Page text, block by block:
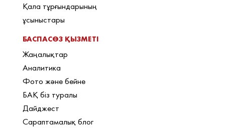
Қала тұрғындарының
ұсыныстары
БАСПАСӨЗ ҚЫЗМЕТІ
Жаңалықтар
Аналитика
Фото және бейне
БАҚ біз туралы
Дайджест
Сараптамалық блог